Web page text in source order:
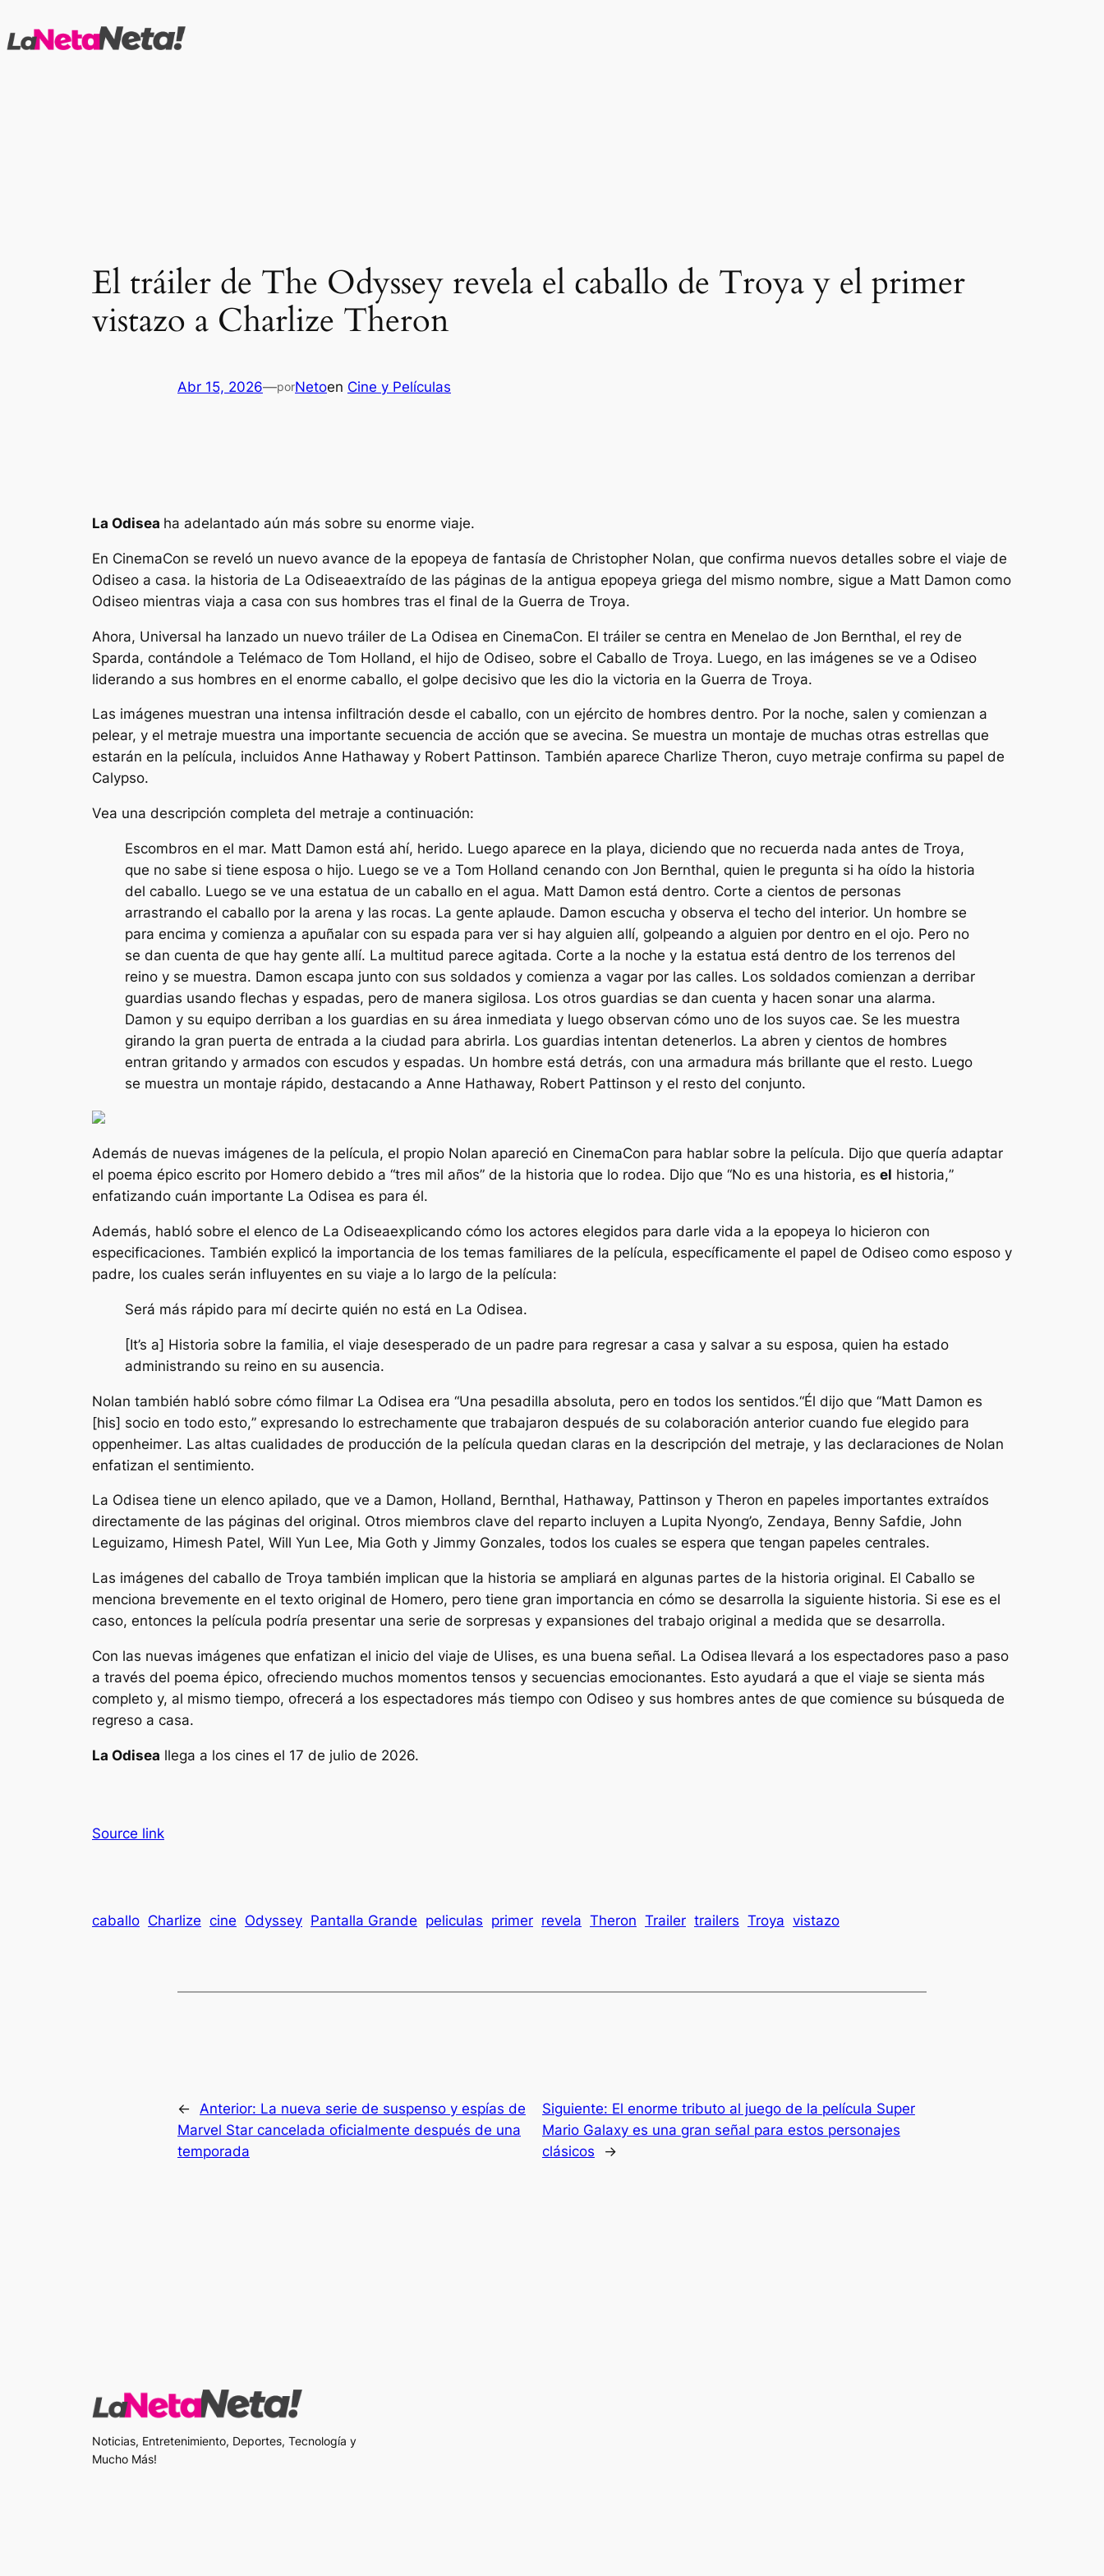
al
El tráiler de The Odyssey revela el caballo de Troya y el primer
vistazo a Charlize Theron
Abr 15, 2026—porNetoen Cine y Películas
La Odisea ha adelantado aún más sobre su enorme viaje.
En CinemaCon se reveló un nuevo avance de la epopeya de fantasía de Christopher Nolan, que confirma nuevos detalles sobre el viaje de
Odiseo a casa. la historia de La Odiseaextraído de las páginas de la antigua epopeya griega del mismo nombre, sigue a Matt Damon como
Odiseo mientras viaja a casa con sus hombres tras el final de la Guerra de Troya.
Ahora, Universal ha lanzado un nuevo tráiler de La Odisea en CinemaCon. El tráiler se centra en Menelao de Jon Bernthal, el rey de
Sparda, contándole a Telémaco de Tom Holland, el hijo de Odiseo, sobre el Caballo de Troya. Luego, en las imágenes se ve a Odiseo
liderando a sus hombres en el enorme caballo, el golpe decisivo que les dio la victoria en la Guerra de Troya.
Las imágenes muestran una intensa infiltración desde el caballo, con un ejército de hombres dentro. Por la noche, salen y comienzan a
pelear, y el metraje muestra una importante secuencia de acción que se avecina. Se muestra un montaje de muchas otras estrellas que
estarán en la película, incluidos Anne Hathaway y Robert Pattinson. También aparece Charlize Theron, cuyo metraje confirma su papel de
Calypso.
Vea una descripción completa del metraje a continuación:
Escombros en el mar. Matt Damon está ahí, herido. Luego aparece en la playa, diciendo que no recuerda nada antes de Troya,
que no sabe si tiene esposa o hijo. Luego se ve a Tom Holland cenando con Jon Bernthal, quien le pregunta si ha oído la historia
del caballo. Luego se ve una estatua de un caballo en el agua. Matt Damon está dentro. Corte a cientos de personas
arrastrando el caballo por la arena y las rocas. La gente aplaude. Damon escucha y observa el techo del interior. Un hombre se
para encima y comienza a apuñalar con su espada para ver si hay alguien allí, golpeando a alguien por dentro en el ojo. Pero no
se dan cuenta de que hay gente allí. La multitud parece agitada. Corte a la noche y la estatua está dentro de los terrenos del
reino y se muestra. Damon escapa junto con sus soldados y comienza a vagar por las calles. Los soldados comienzan a derribar
guardias usando flechas y espadas, pero de manera sigilosa. Los otros guardias se dan cuenta y hacen sonar una alarma.
Damon y su equipo derriban a los guardias en su área inmediata y luego observan cómo uno de los suyos cae. Se les muestra
girando la gran puerta de entrada a la ciudad para abrirla. Los guardias intentan detenerlos. La abren y cientos de hombres
entran gritando y armados con escudos y espadas. Un hombre está detrás, con una armadura más brillante que el resto. Luego
se muestra un montaje rápido, destacando a Anne Hathaway, Robert Pattinson y el resto del conjunto.
Además de nuevas imágenes de la película, el propio Nolan apareció en CinemaCon para hablar sobre la película. Dijo que quería adaptar
el poema épico escrito por Homero debido a “tres mil años” de la historia que lo rodea. Dijo que “No es una historia, es el historia,”
enfatizando cuán importante La Odisea es para él.
Además, habló sobre el elenco de La Odiseaexplicando cómo los actores elegidos para darle vida a la epopeya lo hicieron con
especificaciones. También explicó la importancia de los temas familiares de la película, específicamente el papel de Odiseo como esposo y
padre, los cuales serán influyentes en su viaje a lo largo de la película:
Será más rápido para mí decirte quién no está en La Odisea.
[It’s a] Historia sobre la familia, el viaje desesperado de un padre para regresar a casa y salvar a su esposa, quien ha estado
administrando su reino en su ausencia.
Nolan también habló sobre cómo filmar La Odisea era “Una pesadilla absoluta, pero en todos los sentidos.“Él dijo que “Matt Damon es
[his] socio en todo esto,” expresando lo estrechamente que trabajaron después de su colaboración anterior cuando fue elegido para
oppenheimer. Las altas cualidades de producción de la película quedan claras en la descripción del metraje, y las declaraciones de Nolan
enfatizan el sentimiento.
La Odisea tiene un elenco apilado, que ve a Damon, Holland, Bernthal, Hathaway, Pattinson y Theron en papeles importantes extraídos
directamente de las páginas del original. Otros miembros clave del reparto incluyen a Lupita Nyong’o, Zendaya, Benny Safdie, John
Leguizamo, Himesh Patel, Will Yun Lee, Mia Goth y Jimmy Gonzales, todos los cuales se espera que tengan papeles centrales.
Las imágenes del caballo de Troya también implican que la historia se ampliará en algunas partes de la historia original. El Caballo se
menciona brevemente en el texto original de Homero, pero tiene gran importancia en cómo se desarrolla la siguiente historia. Si ese es el
caso, entonces la película podría presentar una serie de sorpresas y expansiones del trabajo original a medida que se desarrolla.
Con las nuevas imágenes que enfatizan el inicio del viaje de Ulises, es una buena señal. La Odisea llevará a los espectadores paso a paso
a través del poema épico, ofreciendo muchos momentos tensos y secuencias emocionantes. Esto ayudará a que el viaje se sienta más
completo y, al mismo tiempo, ofrecerá a los espectadores más tiempo con Odiseo y sus hombres antes de que comience su búsqueda de
regreso a casa.
La Odisea llega a los cines el 17 de julio de 2026.
Source link
caballo Charlize cine Odyssey Pantalla Grande peliculas primer revela Theron Trailer trailers Troya vistazo
← Anterior: La nueva serie de suspenso y espías de
Marvel Star cancelada oficialmente después de una
temporada
Siguiente: El enorme tributo al juego de la película Super
Mario Galaxy es una gran señal para estos personajes
clásicos
→
Noticias, Entretenimiento, Deportes, Tecnología y
Mucho Más!